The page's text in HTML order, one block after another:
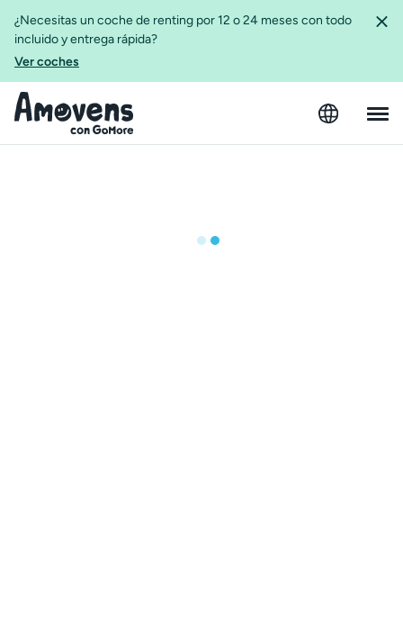
¿Necesitas un coche de renting por 12 o 24 meses con todo
incluido y entrega rápida?
Ver coches